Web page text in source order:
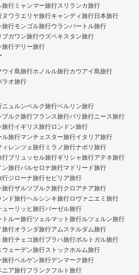
旅行 ミャンマー旅行スリランカ旅行
ヌワラエリヤ旅行キャンディ旅行日本旅行
旅行モンゴル旅行ウランバートル旅行
ブガワン旅行ウズベキスタン旅行
旅行デリー旅行
ウイ島旅行ホノルル旅行カウアイ島旅行
ラオ旅行
ニュルンベルク旅行ベルリン旅行
ブルク旅行フランス旅行パリ旅行ニース旅行
旅行イギリス旅行ロンドン旅行
ル旅行マンチェスター旅行イタリア旅行
ィレンツェ旅行 ミラノ旅行ナポリ旅行
行ブリュッセル旅行ギリシャ旅行アテネ旅行
ン旅行バルセロナ旅行マドリード旅行
行ジローナ旅行セビリア旅行
旅行ザルツブルク旅行クロアチア旅行
ンド旅行ヘルシンキ旅行ロヴァニエミ旅行
ューリッヒ旅行バーゼル旅行
トルー旅行ツェルマット旅行ルツェルン旅行
旅行オランダ旅行アムステルダム旅行
旅行チェコ旅行プラハ旅行ポルトガル旅行
ウェーデン旅行ストックホルム旅行
旅行ベルゲン旅行デンマーク旅行
ニア旅行フランクフルト旅行